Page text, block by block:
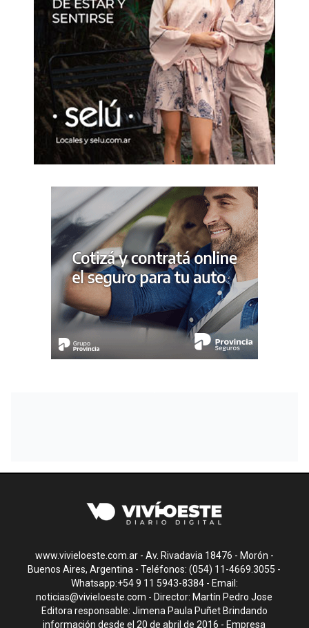
www.vivieloeste.com.ar - Av. Rivadavia 18476 - Morón -
Buenos Aires, Argentina - Teléfonos: (054) 11-4669.3055 -
Whatsapp:+54 9 11 5943-8384 - Email:
noticias@vivieloeste.com - Director: Martín Pedro Jose
Editora responsable: Jimena Paula Puñet Brindando
información desde el 20 de abril de 2016 - Empresa